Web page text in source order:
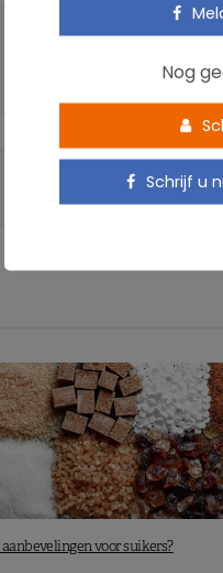
voor suikers?
Nog
Schrijf u